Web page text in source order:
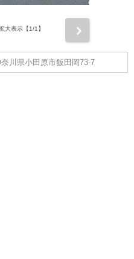
大表示【1/1】
川県小田原市飯田岡73-7